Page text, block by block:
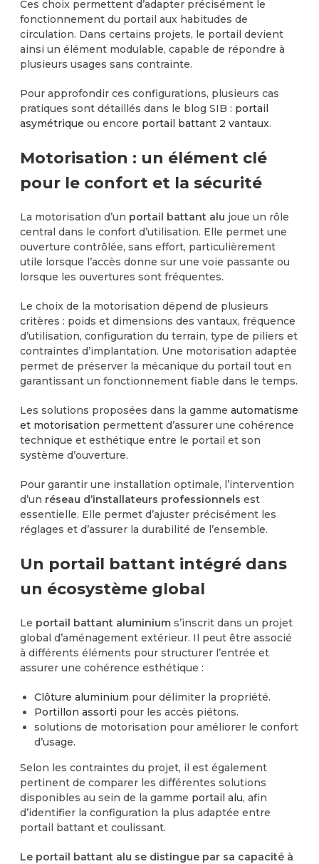
Ces choix permettent d’adapter précisément le
fonctionnement du portail aux habitudes de
circulation. Dans certains projets, le portail devient
ainsi un élément modulable, capable de répondre à
plusieurs usages sans contrainte.
Pour approfondir ces configurations, plusieurs cas
pratiques sont détaillés dans le blog SIB : portail
asymétrique ou encore portail battant 2 vantaux.
Motorisation : un élément clé
pour le confort et la sécurité
La motorisation d’un portail battant alu joue un rôle
central dans le confort d’utilisation. Elle permet une
ouverture contrôlée, sans effort, particulièrement
utile lorsque l’accès donne sur une voie passante ou
lorsque les ouvertures sont fréquentes.
Le choix de la motorisation dépend de plusieurs
critères : poids et dimensions des vantaux, fréquence
d’utilisation, configuration du terrain, type de piliers et
contraintes d’implantation. Une motorisation adaptée
permet de préserver la mécanique du portail tout en
garantissant un fonctionnement fiable dans le temps.
Les solutions proposées dans la gamme automatisme
et motorisation permettent d’assurer une cohérence
technique et esthétique entre le portail et son
système d’ouverture.
Pour garantir une installation optimale, l’intervention
d’un réseau d’installateurs professionnels est
essentielle. Elle permet d’ajuster précisément les
réglages et d’assurer la durabilité de l’ensemble.
Un portail battant intégré dans
un écosystème global
Le portail battant aluminiums’inscrit dans un projet
global d’aménagement extérieur. Il peut être associé
à différents éléments pour structurer l’entrée et
assurer une cohérence esthétique :
Clôture aluminium pour délimiter la propriété.
Portillon assorti pour les accès piétons.
solutions de motorisation pour améliorer le confort
d’usage.
Selon les contraintes du projet, il est également
pertinent de comparer les différentes solutions
disponibles au sein de la gamme portail alu, afin
d’identifier la configuration la plus adaptée entre
portail battant et coulissant.
Le portail battant alu se distingue par sa capacité à